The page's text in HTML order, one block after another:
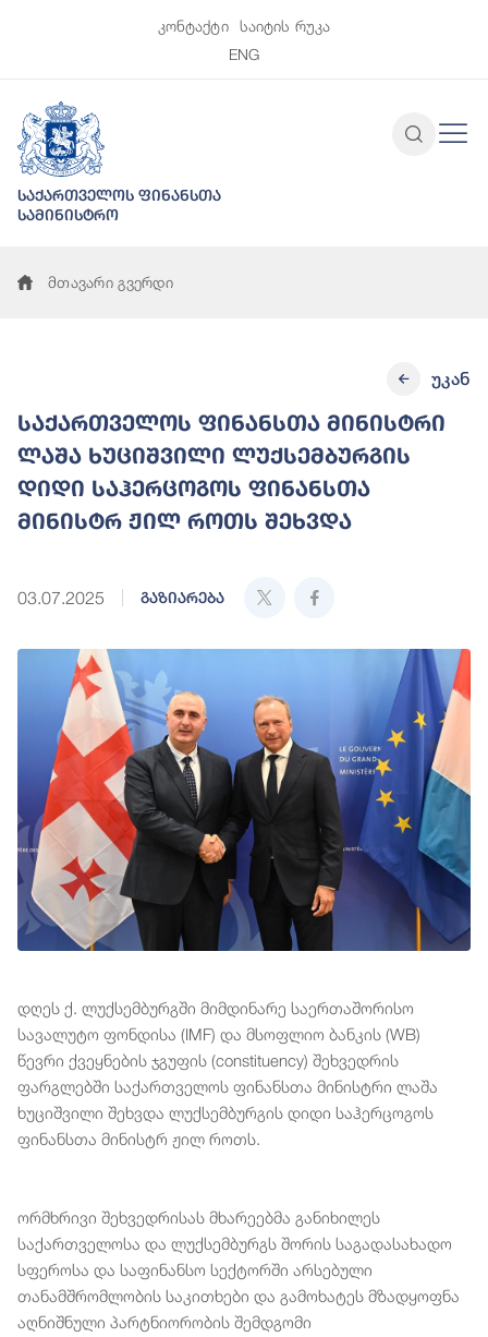
კონტაქტი
საიტის რუკა
ENG
საქართველოს ფინანსთა
სამინისტრო
მთავარი გვერდი
საქართველოს ფინანსთა მინისტრი
ლაშა ხუციშვილი ლუქსემბურგის
დიდი საჰერცოგოს ფინანსთა
მინისტრ ჟილ როთს შეხვდა
03.07.2025 გაზიარება
უკან
დღეს ქ. ლუქსემბურგში მიმდინარე საერთაშორისო
სავალუტო ფონდისა (IMF) და მსოფლიო ბანკის (WB)
წევრი ქვეყნების ჯგუფის (constituency) შეხვედრის
ფარგლებში საქართველოს ფინანსთა მინისტრი ლაშა
ხუციშვილი შეხვდა ლუქსემბურგის დიდი საჰერცოგოს
ფინანსთა მინისტრ ჟილ როთს.
ორმხრივი შეხვედრისას მხარეებმა განიხილეს
საქართველოსა და ლუქსემბურგს შორის საგადასახადო
სფეროსა და საფინანსო სექტორში არსებული
თანამშრომლობის საკითხები და გამოხატეს მზადყოფნა
აღნიშნული პარტნიორობის შემდგომი